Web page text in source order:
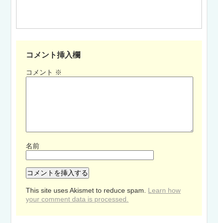
コメント挿入欄
コメント ※
名前
This site uses Akismet to reduce spam. Learn how
your comment data is processed.